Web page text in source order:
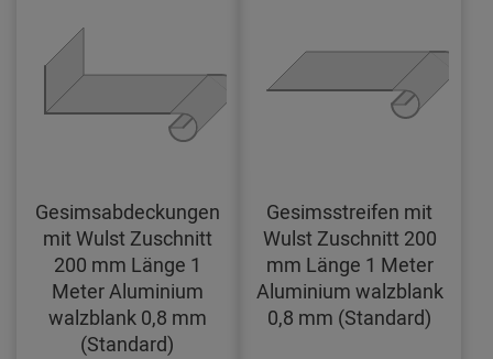
Gesimsabdeckungen
mit Wulst Zuschnitt
200 mm Länge 1
Meter Aluminium
walzblank 0,8 mm
(Standard)
Gesimsstreifen mit
Wulst Zuschnitt 200
mm Länge 1 Meter
Aluminium walzblank
0,8 mm (Standard)